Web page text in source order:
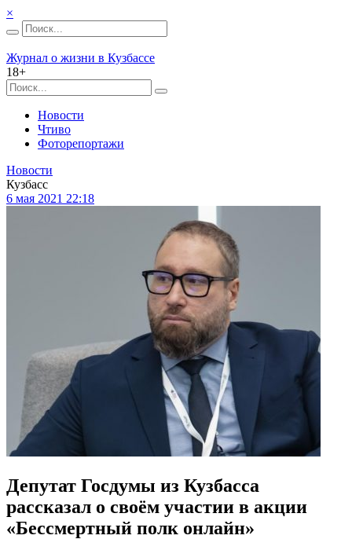
×
Журнал о жизни в Кузбассе
18+
Новости
Чтиво
Фоторепортажи
Новости
Кузбасс
6 мая 2021 22:18
Депутат Госдумы из Кузбасса
рассказал о своём участии в акции
«Бессмертный полк онлайн»